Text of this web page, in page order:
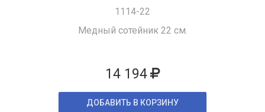
1114-22
Медный сотейник 22 см.
14 194
ДОБАВИТЬ В КОРЗИНУ